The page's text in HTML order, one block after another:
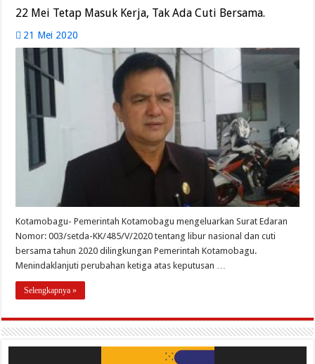
22 Mei Tetap Masuk Kerja, Tak Ada Cuti Bersama.
21 Mei 2020
Kotamobagu- Pemerintah Kotamobagu mengeluarkan Surat Edaran
Nomor: 003/setda-KK/485/V/2020 tentang libur nasional dan cuti
bersama tahun 2020 dilingkungan Pemerintah Kotamobagu.
Menindaklanjuti perubahan ketiga atas keputusan …
Selengkapnya »